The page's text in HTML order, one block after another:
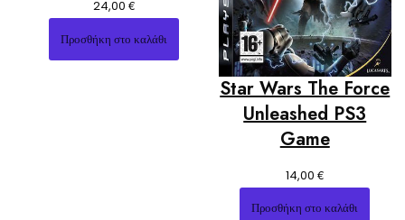
24,00 €
Προσθήκη στο καλάθι
Star Wars The Force
Unleashed PS3
Game
14,00€
Προσθήκη στο καλάθι